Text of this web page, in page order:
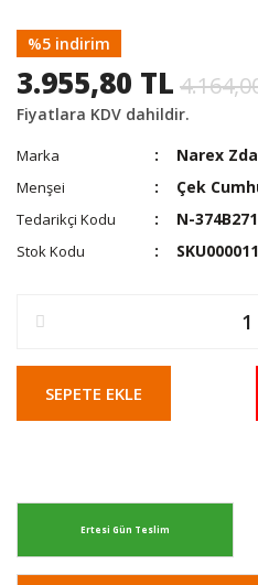
%5 indirim
3.955,80 TL
Fiyatlara KDV dahildir.
Marka Narex
Menşei Çek
Tedarikçi Kodu N-
Stok Kodu
SEPETE EKLE
Ertesi Gün Teslim